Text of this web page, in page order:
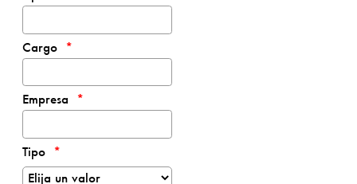
Cargo
Empresa
Tipo